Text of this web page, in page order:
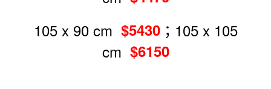
105 x 90 cm $5430；105 x 105
cm $6150